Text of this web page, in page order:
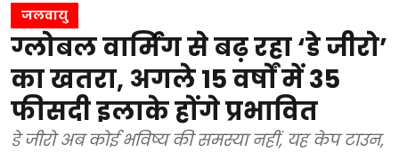
जलवायु
ग्लोबल वार्मिंग से बढ़ रहा ‘डे जीरो’
का खतरा, अगले 15 वर्षों में 35
फीसदी इलाके होंगे प्रभावित
डे जीरो अब कोई भविष्य की समस्या नहीं, यह केप टाउन,